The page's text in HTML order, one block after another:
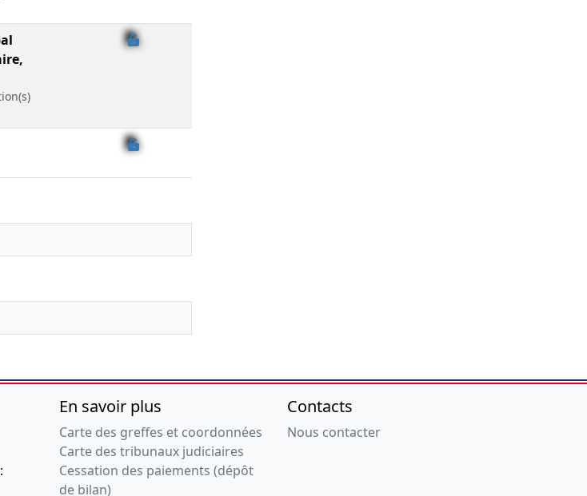
En savoir plus
Carte des greffes et coordonnées
Carte des tribunaux judiciaires
Cessation des paiements (dépôt
de bilan)
Contacts
Nous contacter